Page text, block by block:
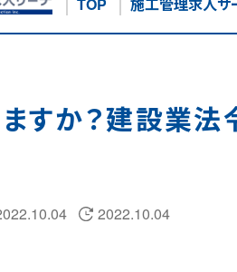
すか？建設業
2022.10.04